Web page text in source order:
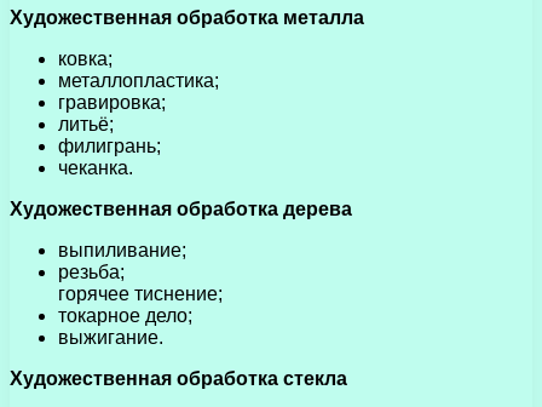
Художественная обработка металла
ковка;
металлопластика;
гравировка;
литьё;
филигрань;
чеканка.
Художественная обработка дерева
выпиливание;
резьба;
горячее тиснение;
токарное дело;
выжигание.
Художественная обработка стекла